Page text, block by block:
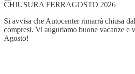
CHIUSURA FERRAGOSTO 2026
Si avvisa che Autocenter rimarrà chiusa
compresi. Vi auguriamo buone vacanze e
Agosto!